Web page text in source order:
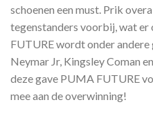
schoenen een must. Prik
tegenstanders voorbij, wat
FUTURE wordt onder andere
Neymar Jr, Kingsley Coman
deze gave PUMA FUTURE
mee aan de overwinning!